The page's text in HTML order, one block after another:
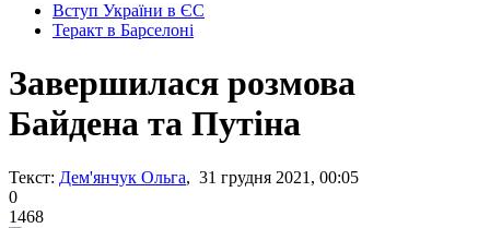
Вступ України в ЄС
Теракт в Барселоні
Завершилася розмова
Байдена та Путіна
Текст: Дем'янчук Ольга, 31 грудня 2021, 00:05
0
1468